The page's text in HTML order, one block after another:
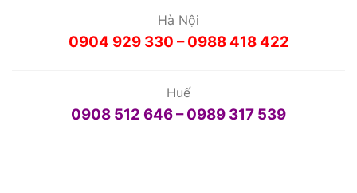
Hà Nội
0904 929 330 – 0988 418 422
Huế
0908 512 646 – 0989 317 539